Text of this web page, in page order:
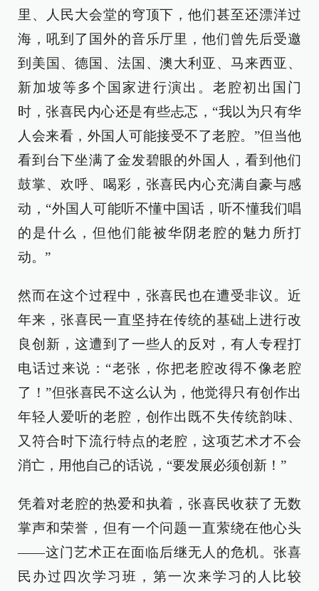
里、人民大会堂的穹顶下，他们甚至还漂洋过
海，吼到了国外的音乐厅里，他们曾先后受邀
到美国、德国、法国、澳大利亚、马来西亚、
新加坡等多个国家进行演出。老腔初出国门
时，张喜民内心还是有些忐忑，“我以为只有华
人会来看，外国人可能接受不了老腔。”但当他
看到台下坐满了金发碧眼的外国人，看到他们
鼓掌、欢呼、喝彩，张喜民内心充满自豪与感
动，“外国人可能听不懂中国话，听不懂我们唱
的是什么，但他们能被华阴老腔的魅力所打
动。”
然而在这个过程中，张喜民也在遭受非议。近
年来，张喜民一直坚持在传统的基础上进行改
良创新，这遭到了一些人的反对，有人专程打
电话过来说：“老张，你把老腔改得不像老腔
了！”但张喜民不这么认为，他觉得只有创作出
年轻人爱听的老腔，创作出既不失传统韵味、
又符合时下流行特点的老腔，这项艺术才不会
消亡，用他自己的话说，“要发展必须创新！”
凭着对老腔的热爱和执着，张喜民收获了无数
掌声和荣誉，但有一个问题一直萦绕在他心头
——这门艺术正在面临后继无人的危机。张喜
民办过四次学习班，第一次来学习的人比较